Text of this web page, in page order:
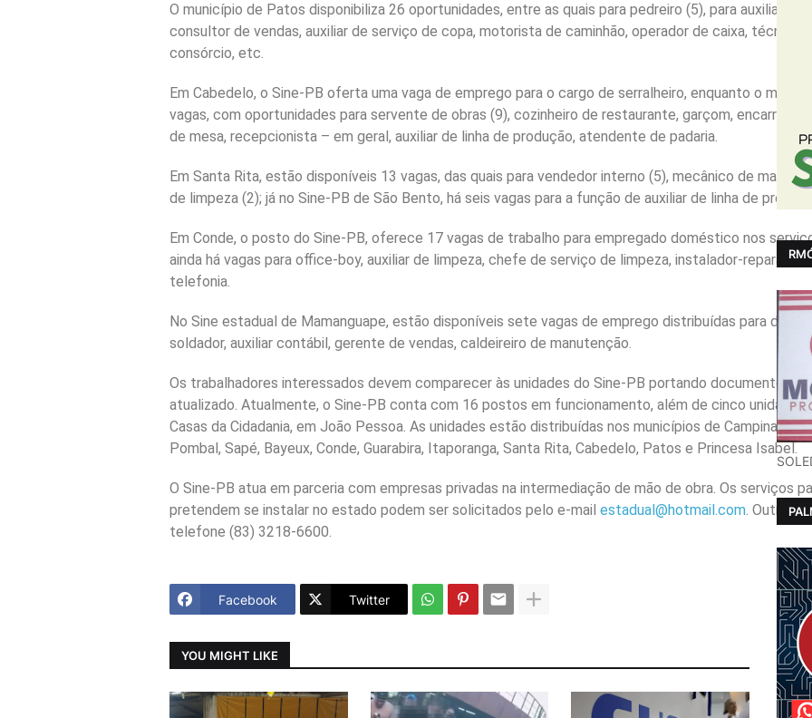
O município de Patos disponibiliza 26 oportunidades, entre as quais para pedreiro (5), para auxiliar de
consultor de vendas, auxiliar de serviço de copa, motorista de caminhão, operador de caixa, técnico
consórcio, etc.
Em Cabedelo, o Sine-PB oferta uma vaga de emprego para o cargo de serralheiro, enquanto o
vagas, com oportunidades para servente de obras (9), cozinheiro de restaurante, garçom,
de mesa, recepcionista – em geral, auxiliar de linha de produção, atendente de padaria.
Em Santa Rita, estão disponíveis 13 vagas, das quais para vendedor interno (5), mecânico de
de limpeza (2); já no Sine-PB de São Bento, há seis vagas para a função de auxiliar de linha de
Em Conde, o posto do Sine-PB, oferece 17 vagas de trabalho para empregado doméstico nos
ainda há vagas para office-boy, auxiliar de limpeza, chefe de serviço de limpeza, instalador-
telefonia.
No Sine estadual de Mamanguape, estão disponíveis sete vagas de emprego distribuídas para
soldador, auxiliar contábil, gerente de vendas, caldeireiro de manutenção.
Os trabalhadores interessados devem comparecer às unidades do Sine-PB portando documentos
atualizado. Atualmente, o Sine-PB conta com 16 postos em funcionamento, além de cinco unidades
Casas da Cidadania, em João Pessoa. As unidades estão distribuídas nos municípios de Campina
Pombal, Sapé, Bayeux, Conde, Guarabira, Itaporanga, Santa Rita, Cabedelo, Patos e Princesa Isabel.
O Sine-PB atua em parceria com empresas privadas na intermediação de mão de obra. Os serviços
pretendem se instalar no estado podem ser solicitados pelo e-mail estadual@hotmail.com. Outras
telefone (83) 3218-6600.
Facebook Twitter
YOU MIGHT LIKE